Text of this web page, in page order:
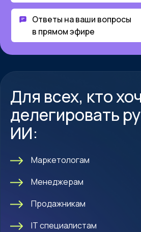
Ответы на ваши вопросы
в прямом эфире
Маркетологам
Продажникам
Для всех, кто
делегировать
ИИ:
IT специалистам
Менеджерам